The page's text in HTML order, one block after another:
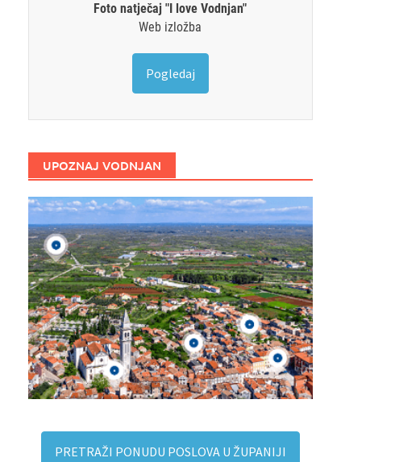
Foto natječaj "I love Vodnjan"
Web izložba
Pogledaj
UPOZNAJ VODNJAN
PRETRAŽI PONUDU POSLOVA U ŽUPANIJI